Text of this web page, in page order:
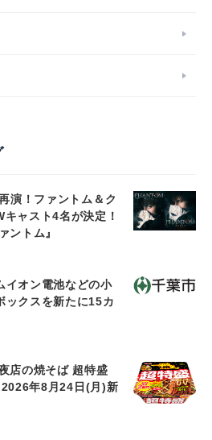
演！ファントム＆ク
キャスト4名が決定！
ントム』
イオン電池などの小
ックスを新たに15カ
店の焼そば 超特盛
年8月24日(月)新